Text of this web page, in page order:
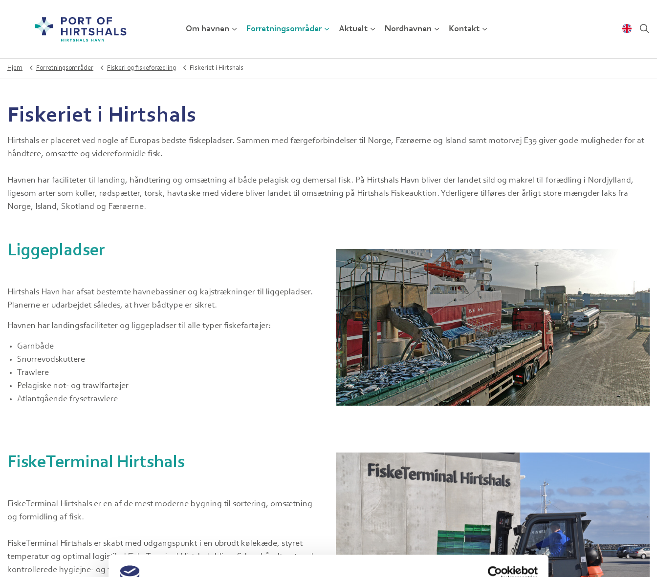
Om havnen Forretningsområder Aktuelt Nordhavnen Kontakt
Hjem Forretningsområder Fiskeri og fiskeforædling Fiskeriet i Hirtshals
Fiskeriet i Hirtshals
Hirtshals er placeret ved nogle af Europas bedste fiskepladser. Sammen med færgeforbindelser til Norge, Færøerne og Island samt motorvej E39 giver gode muligheder for at
håndtere, omsætte og videreformidle fisk.
Havnen har faciliteter til landing, håndtering og omsætning af både pelagisk og demersal fisk. På Hirtshals Havn bliver der landet sild og makrel til forædling i Nordjylland,
ligesom arter som kuller, rødspætter, torsk, havtaske med videre bliver landet til omsætning på Hirtshals Fiskeauktion. Yderligere tilføres der årligt store mængder laks fra
Norge, Island, Skotland og Færøerne.
Liggepladser
Hirtshals Havn har afsat bestemte havnebassiner og kajstrækninger til liggepladser.
Planerne er udarbejdet således, at hver bådtype er sikret.
Havnen har landingsfaciliteter og liggepladser til alle typer fiskefartøjer:
Garnbåde
Snurrevodskuttere
Trawlere
Pelagiske not- og trawlfartøjer
Atlantgående frysetrawlere
FiskeTerminal Hirtshals
FiskeTerminal Hirtshals er en af de mest moderne bygning til sortering, omsætning
og formidling af fisk.
FiskeTerminal Hirtshals er skabt med udgangspunkt i en ubrudt kølekæde, styret
temperatur og optimal logistik. I FiskeTerminal Hirtshals bliver fisken håndteret under
kontrollerede hygiejne- og temperaturforhold - fra landing under tag på